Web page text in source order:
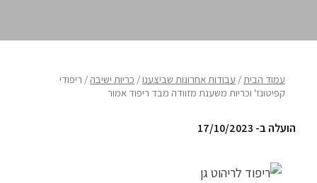
אקססוריז
עודפים
קטלוג צבעים
עמוד הבית/ עבודות אחרונות שביצענו/ כריות ישיבה / ריפודי
קפיטונז' וכריות משענת מזוודה מבד ריפוד אמור
הועלה ב- 17/10/2023